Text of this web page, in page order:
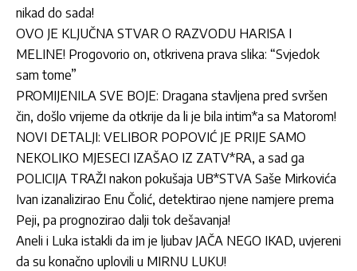
nikad do sada!
OVO JE KLJUČNA STVAR O RAZVODU HARISA I
MELINE! Progovorio on, otkrivena prava slika: “Svjedok
sam tome”
PROMIJENILA SVE BOJE: Dragana stavljena pred svršen
čin, došlo vrijeme da otkrije da li je bila intim*a sa Matorom!
NOVI DETALJI: VELIBOR POPOVIĆ JE PRIJE SAMO
NEKOLIKO MJESECI IZAŠAO IZ ZATV*RA, a sad ga
POLICIJA TRAŽI nakon pokušaja UB*STVA Saše Mirkovića
Ivan izanalizirao Enu Čolić, detektirao njene namjere prema
Peji, pa prognozirao dalji tok dešavanja!
Aneli i Luka istakli da im je ljubav JAČA NEGO IKAD, uvjereni
da su konačno uplovili u MIRNU LUKU!